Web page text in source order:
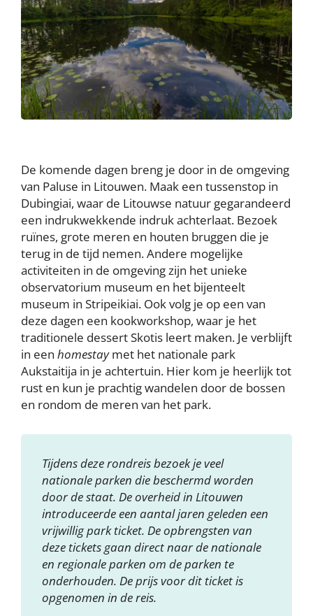
De komende dagen breng je door in de omgeving
van Paluse in Litouwen. Maak een tussenstop in
Dubingiai, waar de Litouwse natuur gegarandeerd
een indrukwekkende indruk achterlaat. Bezoek
ruïnes, grote meren en houten bruggen die je
terug in de tijd nemen. Andere mogelijke
activiteiten in de omgeving zijn het unieke
observatorium museum en het bijenteelt
museum in Stripeikiai. Ook volg je op een van
deze dagen een kookworkshop, waar je het
traditionele dessert Skotis leert maken. Je verblijft
in een homestaymet het nationale park
Aukstaitija in je achtertuin. Hier kom je heerlijk tot
rust en kun je prachtig wandelen door de bossen
en rondom de meren van het park.
Tijdens deze rondreis bezoek je veel
nationale parken die beschermd worden
door de staat. De overheid in Litouwen
introduceerde een aantal jaren geleden een
vrijwillig park ticket. De opbrengsten van
deze tickets gaan direct naar de nationale
en regionale parken om de parken te
onderhouden. De prijs voor dit ticket is
opgenomen in de reis.